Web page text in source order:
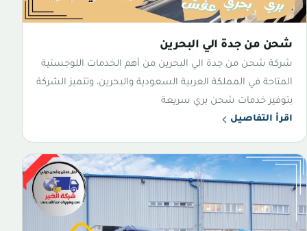
شحن من جدة الي البحرين
شركة شحن من جدة الي البحرين من أهم الخدمات اللوجستية
المتاحة في المملكة العربية السعودية والبحرين، وتتميز الشركة
بتوفير خدمات شحن بري سريعة
اقرأ التفاصيل